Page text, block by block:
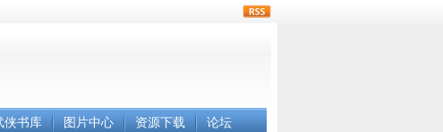
侠书库 图片中心 资源下载 论坛